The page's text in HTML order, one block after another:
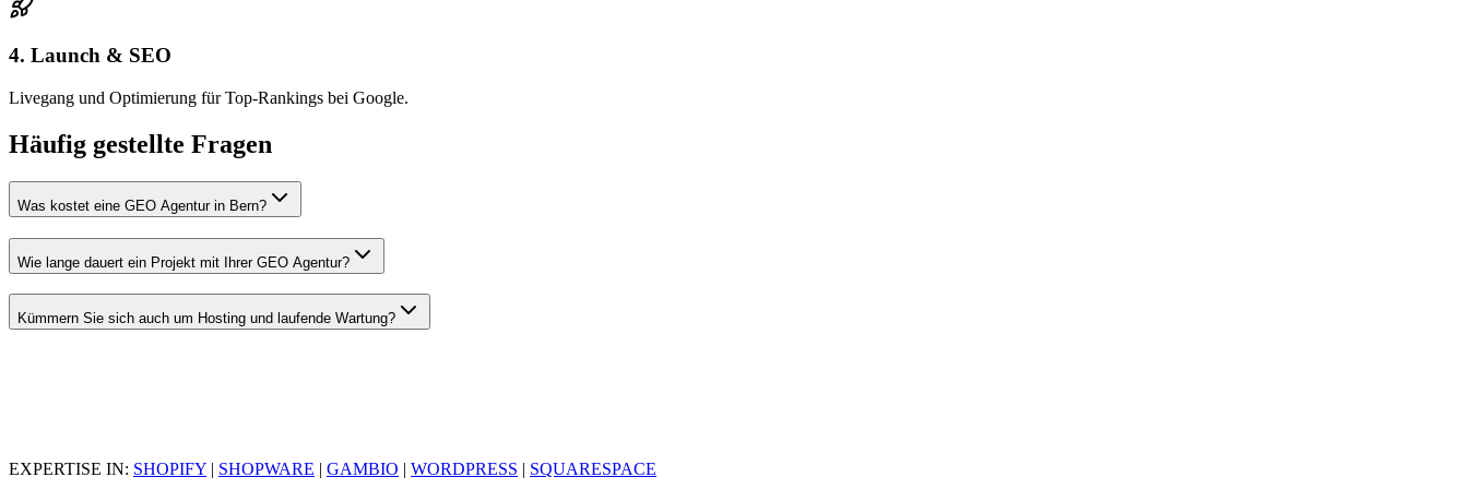
4. Launch & SEO
Livegang und Optimierung für Top-Rankings bei Google.
Häufig gestellte Fragen
Was kostet eine GEO Agentur in Bern?
Wie lange dauert ein Projekt mit Ihrer GEO Agentur?
Kümmern Sie sich auch um Hosting und laufende Wartung?
EXPERTISE IN: SHOPIFY | SHOPWARE | GAMBIO | WORDPRESS | SQUARESPACE